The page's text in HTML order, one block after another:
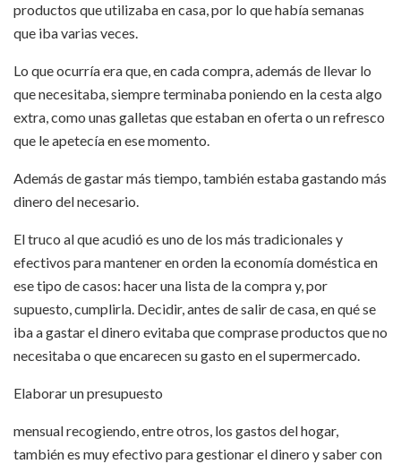
productos que utilizaba en casa, por lo que había semanas
que iba varias veces.
Lo que ocurría era que, en cada compra, además de llevar lo
que necesitaba, siempre terminaba poniendo en la cesta algo
extra, como unas galletas que estaban en oferta o un refresco
que le apetecía en ese momento.
Además de gastar más tiempo, también estaba gastando más
dinero del necesario.
El truco al que acudió es uno de los más tradicionales y
efectivos para mantener en orden la economía doméstica en
ese tipo de casos: hacer una lista de la compra y, por
supuesto, cumplirla. Decidir, antes de salir de casa, en qué se
iba a gastar el dinero evitaba que comprase productos que no
necesitaba o que encarecen su gasto en el supermercado.
Elaborar un presupuesto
mensual recogiendo, entre otros, los gastos del hogar,
también es muy efectivo para gestionar el dinero y saber con